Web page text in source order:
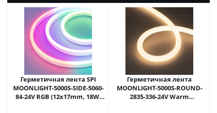
Герметичная лента SPI
MOONLIGHT-5000S-SIDE-5060-
84-24V RGB (12х17mm, 18W,
Герметичная лента
MOONLIGHT-5000S-ROUND-
2835-336-24V Warm